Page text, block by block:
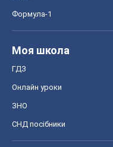
Формула-1
Моя школа
ГДЗ
Онлайн уроки
ЗНО
СНД посібники